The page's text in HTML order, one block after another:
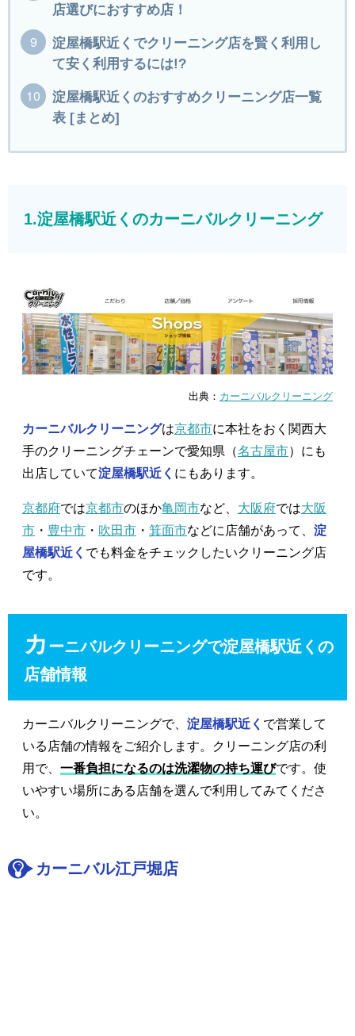
店選びにおすすめ店！
淀屋橋駅近くでクリーニング店を賢く利用し
て安く利用するには!?
淀屋橋駅近くのおすすめクリーニング店一覧
表 [まとめ]
1.淀屋橋駅近くのカーニバルクリーニング
出典： カーニバルクリーニング
カーニバルクリーニングは京都市に本社をおく関西大
手のクリーニングチェーンで愛知県（名古屋市）にも
出店していて淀屋橋駅近く にもあります。
京都府では京都市のほか亀岡市など、 大阪府では大阪
市 ・ 豊中市 ・ 吹田市 ・ 箕面市などに店舗があって、 淀
屋橋駅近く でも料金をチェックしたいクリーニング店
です。
カ ーニバルクリーニングで淀屋橋駅近くの
店舗情報
カーニバルクリーニングで、 淀屋橋駅近く で営業して
いる店舗の情報をご紹介します。クリーニング店の利
用で、 一番負担になるのは洗濯物の持ち運びです。使
いやすい場所にある店舗を選んで利用してみてくださ
い。
カーニバル江戸堀店